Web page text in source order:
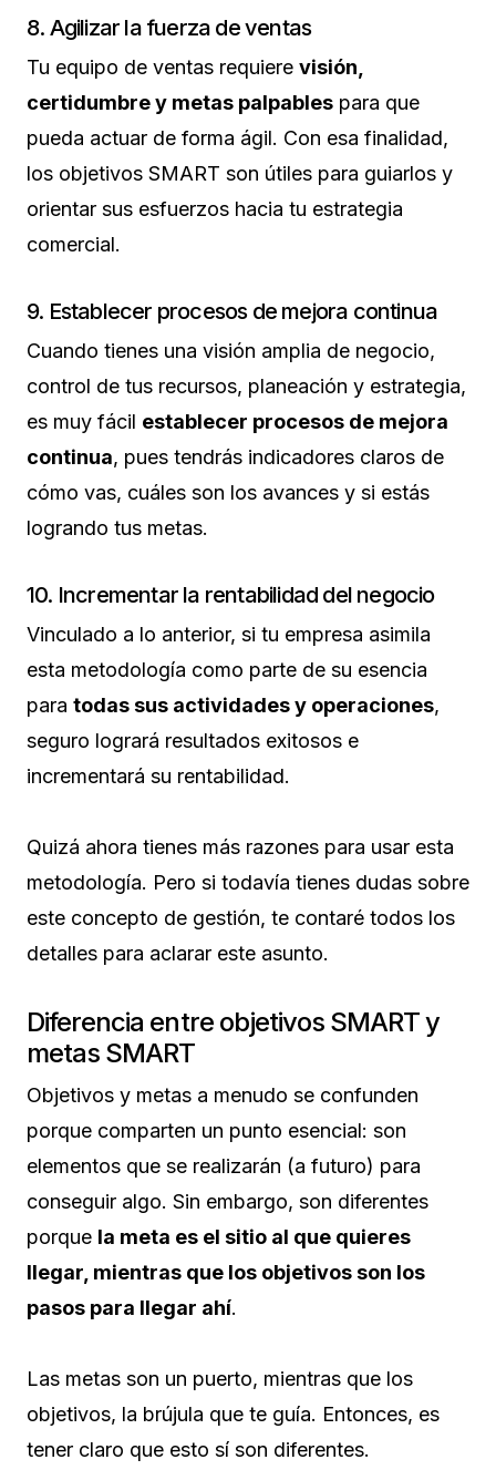
8. Agilizar la fuerza de ventas
Tu equipo de ventas requiere visión,
certidumbre y metas palpables para que
pueda actuar de forma ágil. Con esa finalidad,
los objetivos SMART son útiles para guiarlos y
orientar sus esfuerzos hacia tu estrategia
comercial.
9. Establecer procesos de mejora continua
Cuando tienes una visión amplia de negocio,
control de tus recursos, planeación y estrategia,
es muy fácil establecer procesos de mejora
continua, pues tendrás indicadores claros de
cómo vas, cuáles son los avances y si estás
logrando tus metas.
10. Incrementar la rentabilidad del negocio
Vinculado a lo anterior, si tu empresa asimila
esta metodología como parte de su esencia
para todas sus actividades y operaciones,
seguro logrará resultados exitosos e
incrementará su rentabilidad.
Quizá ahora tienes más razones para usar esta
metodología. Pero si todavía tienes dudas sobre
este concepto de gestión, te contaré todos los
detalles para aclarar este asunto.
Diferencia entre objetivos SMART y
metas SMART
Objetivos y metas a menudo se confunden
porque comparten un punto esencial: son
elementos que se realizarán (a futuro) para
conseguir algo. Sin embargo, son diferentes
porque la meta es el sitio al que quieres
llegar, mientras que los objetivos son los
pasos para llegar ahí.
Las metas son un puerto, mientras que los
objetivos, la brújula que te guía. Entonces, es
tener claro que esto sí son diferentes.